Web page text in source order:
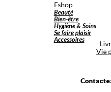
Eshop
Beauté
Bien-être
Hygiène & Soins
Se faire plaisir
Accessoires
Vie